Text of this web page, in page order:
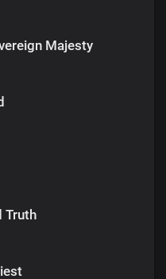
Majesty
Truth